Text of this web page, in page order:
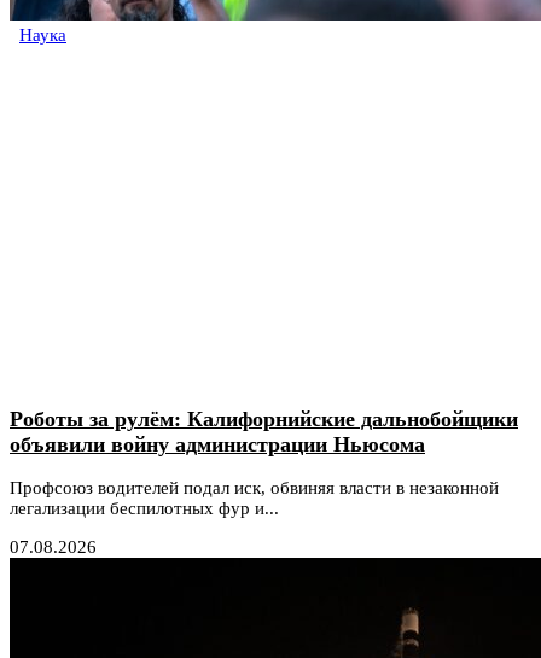
Наука
Роботы за рулём: Калифорнийские дальнобойщики
объявили войну администрации Ньюсома
Профсоюз водителей подал иск, обвиняя власти в незаконной
легализации беспилотных фур и...
07.08.2026